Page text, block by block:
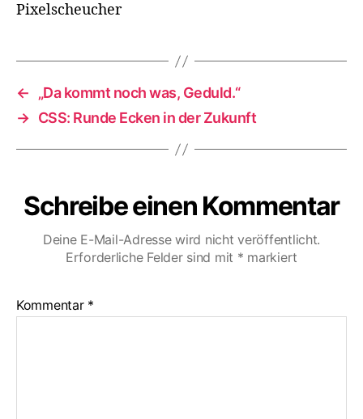
Pixelscheucher
←
„Da kommt noch was, Geduld.“
→ CSS: Runde Ecken in der Zukunft
Schreibe einen Kommentar
Deine E-Mail-Adresse wird nicht veröffentlicht.
Erforderliche Felder sind mit * markiert
Kommentar *